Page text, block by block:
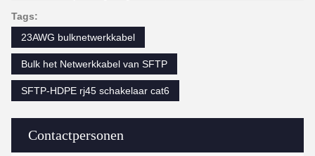
Contactpersonen
Tags:
23AWG bulknetwerkkabel
Bulk het Netwerkkabel van SFTP
SFTP-HDPE rj45 schakelaar cat6